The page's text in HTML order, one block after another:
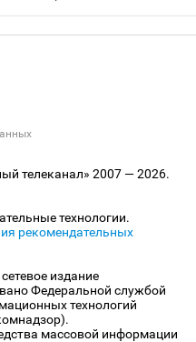
телеканал» 2007 — 2026.
технологии.
рекомендательных
издание
Федеральной службой
технологий
массовой информации